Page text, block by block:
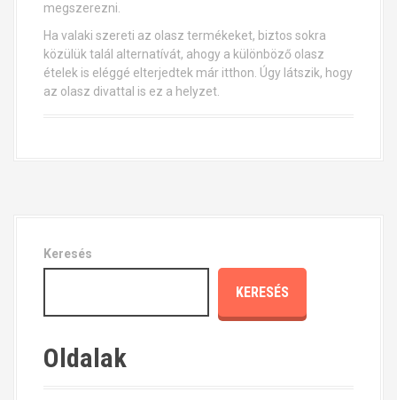
megszerezni.
Ha valaki szereti az olasz termékeket, biztos sokra
közülük talál alternatívát, ahogy a különböző olasz
ételek is eléggé elterjedtek már itthon. Úgy látszik, hogy
az olasz divattal is ez a helyzet.
Keresés
KERESÉS
Oldalak